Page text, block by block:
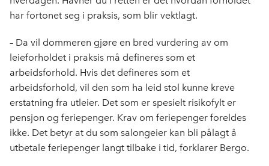
har fortonet seg i praksis, som blir vektlagt.
– Da vil dommeren gjøre en bred vurdering av om
leieforholdet i praksis må defineres som et
arbeidsforhold. Hvis det defineres som et
arbeidsforhold, vil den som ha leid stol kunne kreve
erstatning fra utleier. Det som er spesielt risikofylt er
pensjon og feriepenger. Krav om feriepenger foreldes
ikke. Det betyr at du som salongeier kan bli pålagt å
utbetale feriepenger langt tilbake i tid, forklarer Bergo.